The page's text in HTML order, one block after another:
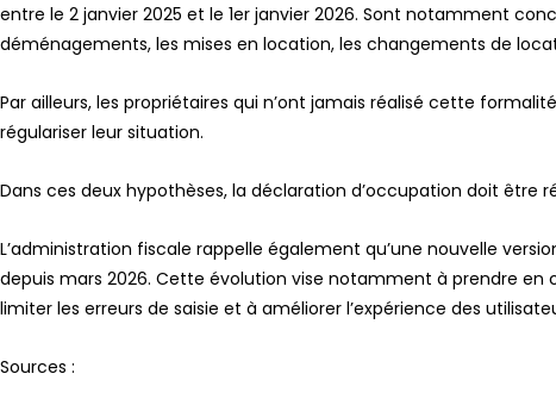
entre le 2 janvier 2025 et le 1er janvier 2026. Sont notamment
déménagements, les mises en location, les changements de
Par ailleurs, les propriétaires qui n’ont jamais réalisé cette
régulariser leur situation.
Dans ces deux hypothèses, la déclaration d’occupation doit être
L’administration fiscale rappelle également qu’une nouvelle
depuis mars 2026. Cette évolution vise notamment à prendre
limiter les erreurs de saisie et à améliorer l’expérience des
Sources :